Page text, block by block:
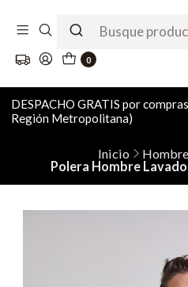
0
DESPACHO GRATIS por
Región Metropolitana)
Inicio Hombre
Polera Hombre